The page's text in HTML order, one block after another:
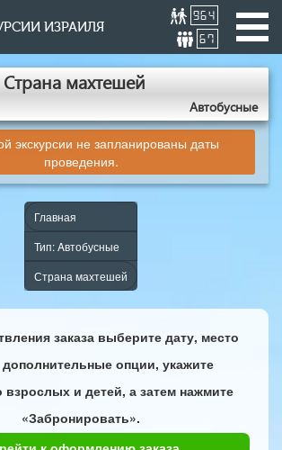
ИЗРАИЛЯ
964
67
Страна махтешей
Aвтобусные
экскурсии не запланированы даты
проведения.
Главная
Тип: Aвтобусные
Страна махтешей
заказа выберите дату, место
опции, укажите
взрослых и детей, а затем нажмите
«Забронировать».